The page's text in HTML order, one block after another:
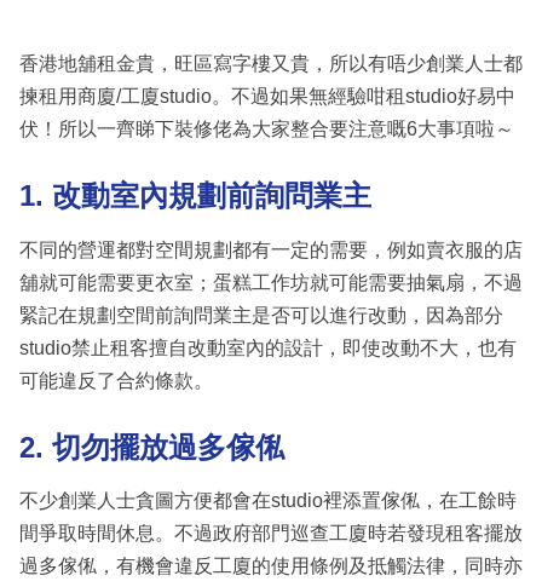
區
香港地舖租金貴，旺區寫字樓又貴，所以有唔少創業人士都
揀租用商廈/工廈studio。不過如果無經驗咁租studio好易中
伏！所以一齊睇下裝修佬為大家整合要注意嘅6大事項啦～
1. 改動室內規劃前詢問業主
不同的營運都對空間規劃都有一定的需要，例如賣衣服的店
舖就可能需要更衣室；蛋糕工作坊就可能需要抽氣扇，不過
緊記在規劃空間前詢問業主是否可以進行改動，因為部分
studio禁止租客擅自改動室內的設計，即使改動不大，也有
可能違反了合約條款。
2. 切勿擺放過多傢俬
不少創業人士貪圖方便都會在studio裡添置傢俬，在工餘時
間爭取時間休息。不過政府部門巡查工廈時若發現租客擺放
過多傢俬，有機會違反工廈的使用條例及抵觸法律，同時亦